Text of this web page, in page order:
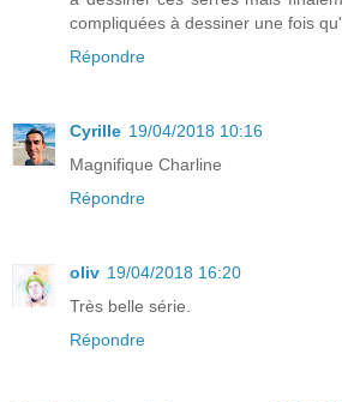
compliquées à dessiner une fois
Répondre
Cyrille 19/04/2018 10:16
Magnifique Charline
Répondre
oliv 19/04/2018 16:20
Très belle série.
Répondre